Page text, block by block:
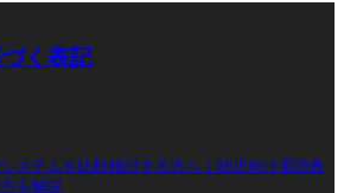
く表記
ステムを比較検討する方へ｜幼児向け英語教
を解説